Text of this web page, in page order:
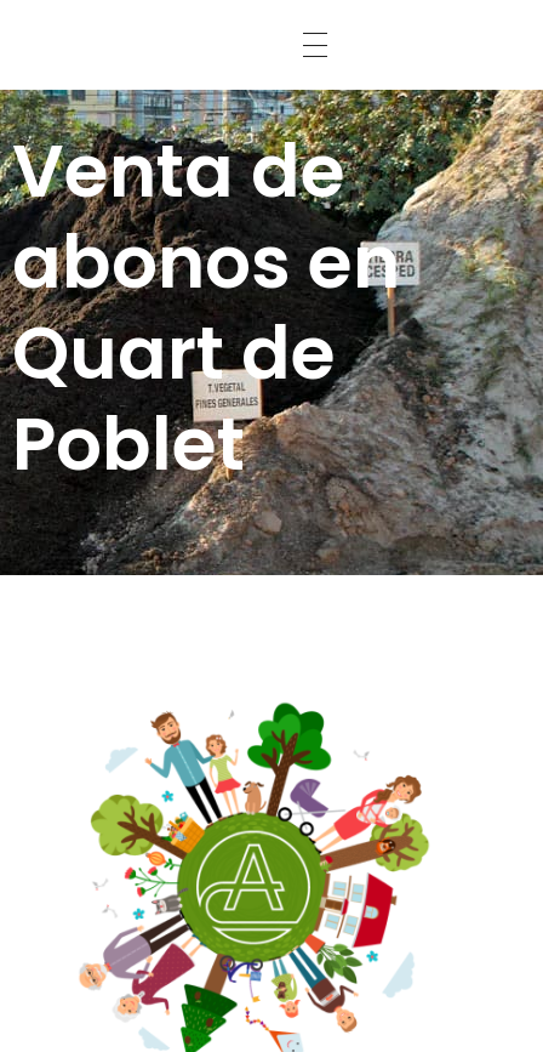
Abonos Conde
Venta de
abonos en
Quart de
Poblet